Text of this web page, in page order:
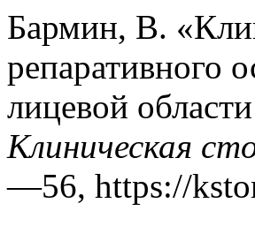
Бармин, В.
репаративного
лицевой
Клиническая
—56, https://